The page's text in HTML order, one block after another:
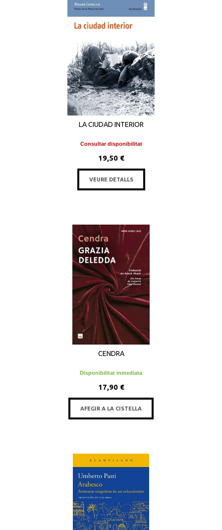
LA CIUDAD INTERIOR
Consultar disponibilitat
19,50 €
VEURE DETALLS
CENDRA
Disponibilitat inmediata
17,90 €
AFEGIR A LA CISTELLA